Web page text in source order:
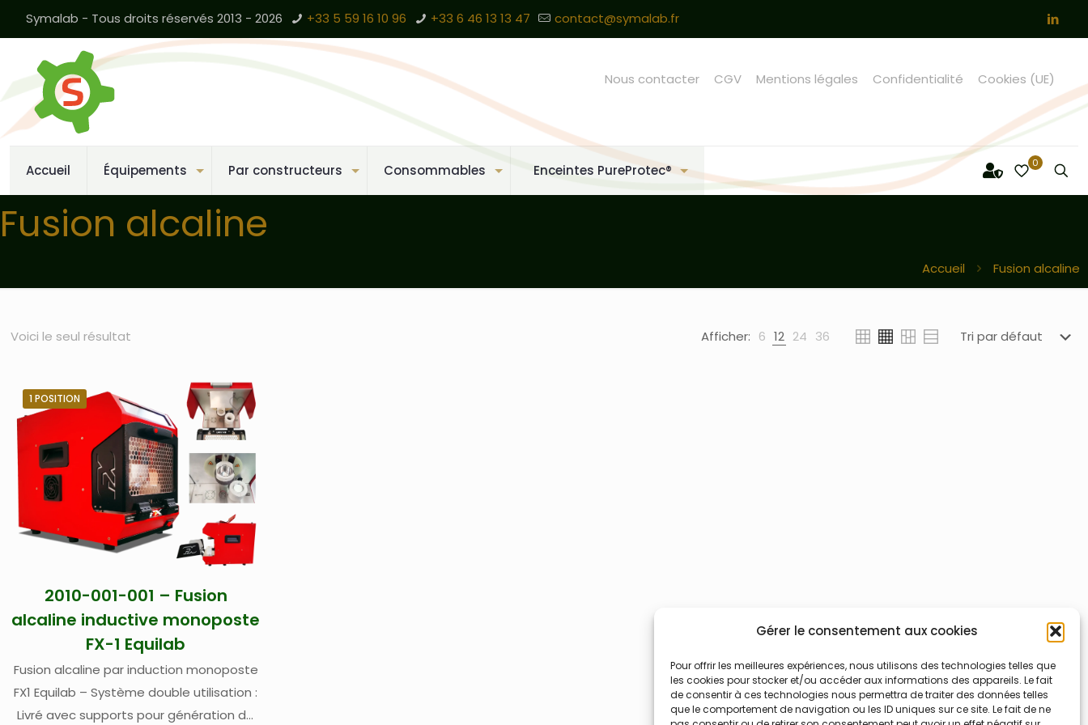
Gérer le consentement aux cookies
Pour offrir les meilleures expériences, nous utilisons des technologies telles que
les cookies pour stocker et/ou accéder aux informations des appareils. Le fait
de consentir à ces technologies nous permettra de traiter des données telles
que le comportement de navigation ou les ID uniques sur ce site. Le fait de ne
Symalab - Tous droits réservés 2013 - 2026 +33 5 59 16 10 96 +33 6 46 13 13 47 contact@symalab.fr
Accueil Équipements Par constructeurs Consommables Enceintes PureProtec®
Nous contacter CGV Mentions légales Confidentialité Cookies (UE)
0
Fusion alcaline
Accueil Fusion alcaline
Voici le seul résultat Afficher: 6 12 24 36
1 POSITION
2010-001-001 – Fusion
alcaline inductive monoposte
FX-1 Equilab
Fusion alcaline par induction monoposte
FX1 Equilab – Système double utilisation :
Livré avec supports pour génération de